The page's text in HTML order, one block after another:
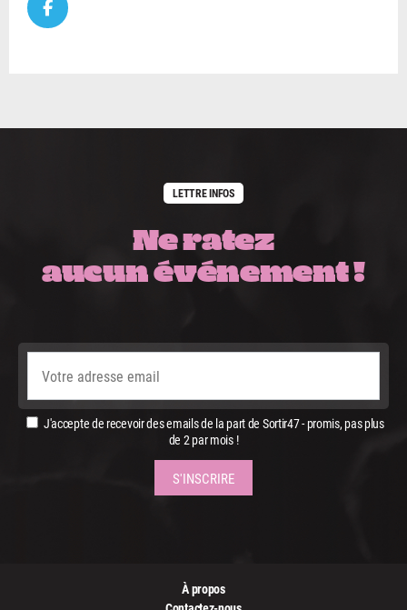
LETTRE INFOS
Ne ratez
aucun événement !
J'accepte de recevoir des emails de la part de Sortir47 - promis, pas plus
de 2 par mois !
À propos